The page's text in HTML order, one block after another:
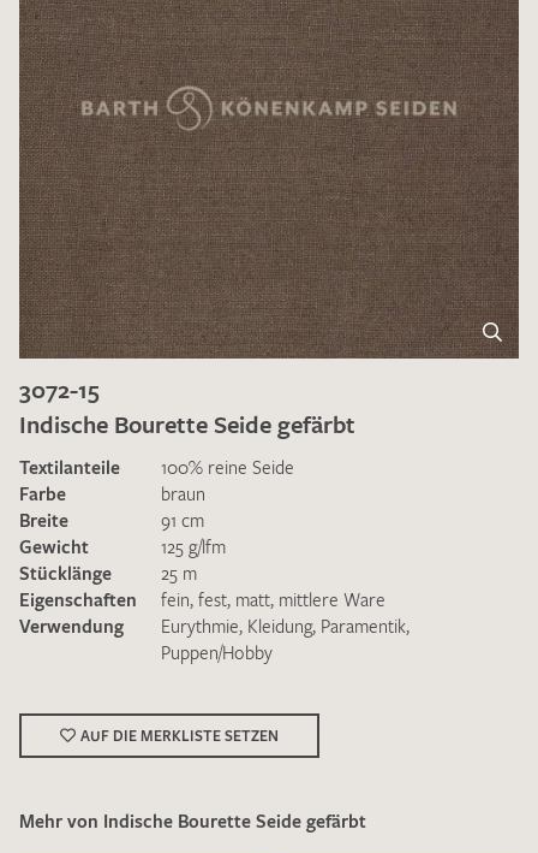
Ich bin damit einverstanden, dass meine angegebenen Daten
zur Beantwortung meiner Musteranfrage genutzt werden.
DieDatenschutzbestimmungenhabe ich zur Kenntnis
3072-15
Indische Bourette Seide gefärbt
Textilanteile
100% reine Seide
Farbe
braun
Breite
91 cm
Gewicht
125 g/lfm
Stücklänge
25 m
Eigenschaften
fein, fest, matt, mittlere Ware
Verwendung
Eurythmie, Kleidung, Paramentik,
Puppen/Hobby
AUF DIE MERKLISTE SETZEN
Mehr von Indische Bourette Seide gefärbt